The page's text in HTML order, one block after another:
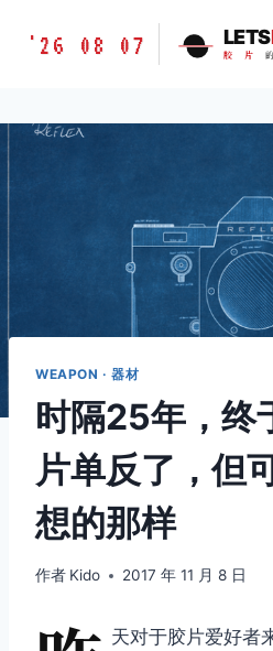
胶
味
'26 08 07 LETS
胶 片 的
WEAPON · 器材
时隔25年，终
片单反了，但
想的那样
作者 Kido 2017 年 11 月 8 日
天对于胶片爱好者